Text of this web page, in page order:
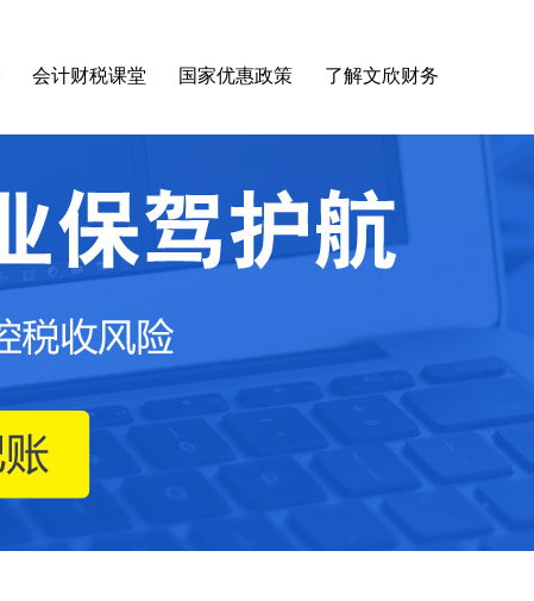
会计财税课堂 国家优惠政策 了解文欣财务